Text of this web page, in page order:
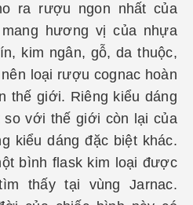
ra rượu ngon nhất của
hương vị của nhựa
kim ngân, gỗ, da thuộc,
loại rượu cognac hoàn
thế giới. Riêng kiểu dáng
so với thế giới còn lại của
kiểu dáng đặc biệt khác.
bình flask kim loại được
thấy tại vùng Jarnac.